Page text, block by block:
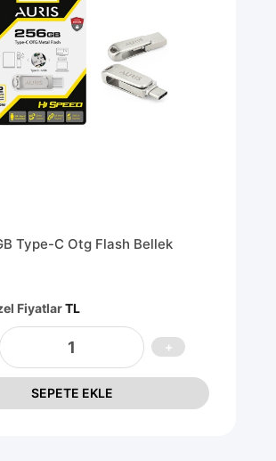
Type-C Otg Flash Bellek
FiyatlarTL
SEPETE EKLE